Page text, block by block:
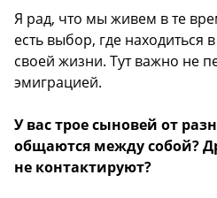
Я рад, что мы живем в те
есть выбор, где находиться
своей жизни. Тут важно не
эмиграцией.
У вас трое сыновей от
общаются между собой?
не контактируют?